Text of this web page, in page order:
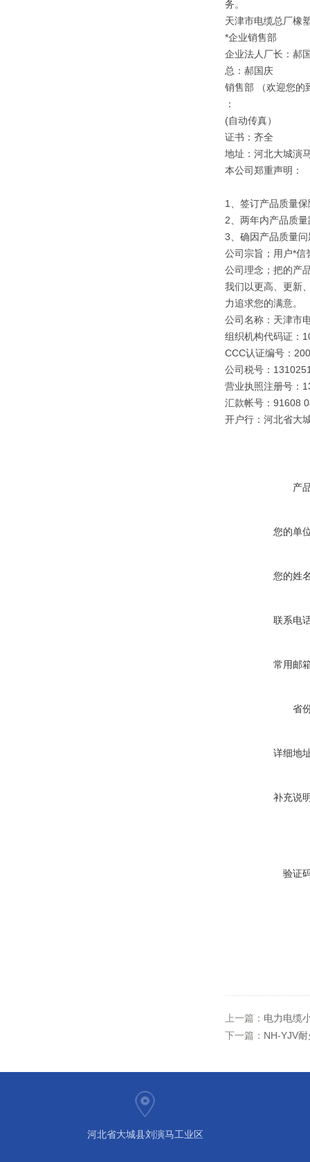
务。
天津市电缆总厂橡
*企业销售部
企业法人厂长：郝
总：郝国庆
销售部 （欢迎您的
：
(自动传真）
证书：齐全
地址：河北大城演
本公司郑重声明：
1、签订产品质量
2、两年内产品质
3、确因产品质量
公司宗旨；用户*信
公司理念；把的产
我们以更高、更新
力追求您的满意。
公司名称：天津市
组织机构代码证：
CCC认证编号：
公司税号：
营业执照注册号：
汇款帐号：91608
开户行：河北省大
产
您的单
您的姓
联系电
常用邮
省
详细地
补充说
验证
上一篇： 电力电缆
下一篇： NH-YJV
河北省大城县刘演马工业区